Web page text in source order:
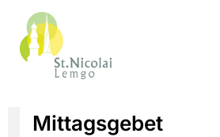
Mittagsgebet